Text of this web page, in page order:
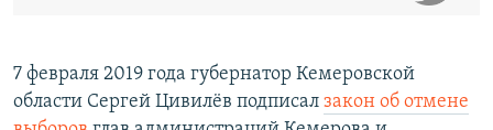
7 февраля 2019 года губернатор Кемеровской
области Сергей Цивилёв подписал закон об отмене